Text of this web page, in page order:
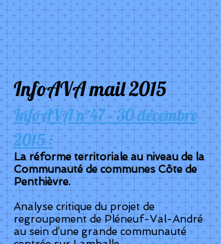
InfoAVA mail 2015
InfoAVA n°47 - 30 décembre
2015 :
La réforme territoriale au niveau de la
Communauté de communes Côte de
Penthièvre.
Analyse critique du projet de
regroupement de Pléneuf-Val-André
au sein d’une grande communauté